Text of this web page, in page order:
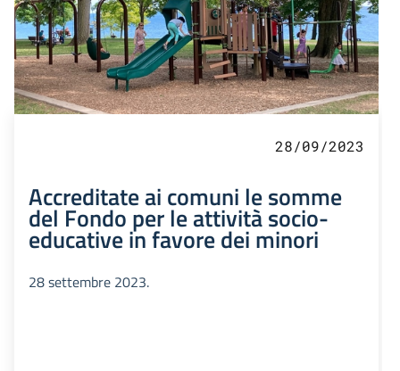
28/09/2023
Accreditate ai comuni le somme
del Fondo per le attività socio-
educative in favore dei minori
28 settembre 2023.